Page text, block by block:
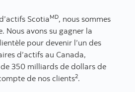
ScotiaMD, nous sommes
Nous avons su gagner la
pour devenir l’un des
d’actifs au Canada,
350 milliards de dollars de
de nos clients2.